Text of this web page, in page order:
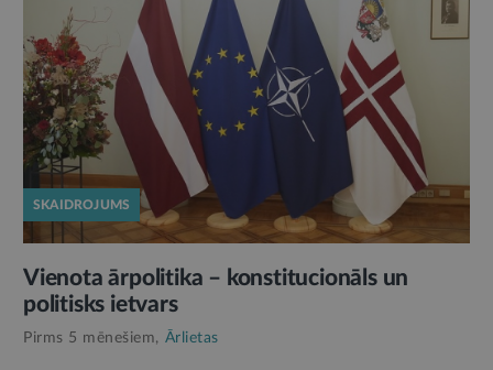
SKAIDROJUMS
Vienota ārpolitika – konstitucionāls un
politisks ietvars
Pirms 5 mēnešiem, Ārlietas